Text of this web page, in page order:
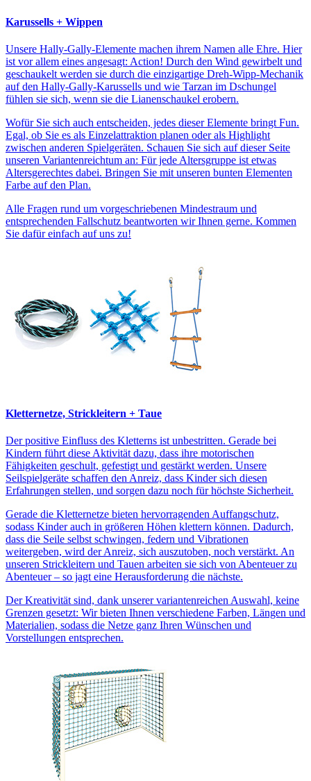
Karussells + Wippen
Unsere Hally-Gally-Elemente machen ihrem Namen alle Ehre. Hier
ist vor allem eines angesagt: Action! Durch den Wind gewirbelt und
geschaukelt werden sie durch die einzigartige Dreh-Wipp-Mechanik
auf den Hally-Gally-Karussells und wie Tarzan im Dschungel
fühlen sie sich, wenn sie die Lianenschaukel erobern.
Wofür Sie sich auch entscheiden, jedes dieser Elemente bringt Fun.
Egal, ob Sie es als Einzelattraktion planen oder als Highlight
zwischen anderen Spielgeräten. Schauen Sie sich auf dieser Seite
unseren Variantenreichtum an: Für jede Altersgruppe ist etwas
Altersgerechtes dabei. Bringen Sie mit unseren bunten Elementen
Farbe auf den Plan.
Alle Fragen rund um vorgeschriebenen Mindestraum und
entsprechenden Fallschutz beantworten wir Ihnen gerne. Kommen
Sie dafür einfach auf uns zu!
Kletternetze, Strickleitern + Taue
Der positive Einfluss des Kletterns ist unbestritten. Gerade bei
Kindern führt diese Aktivität dazu, dass ihre motorischen
Fähigkeiten geschult, gefestigt und gestärkt werden. Unsere
Seilspielgeräte schaffen den Anreiz, dass Kinder sich diesen
Erfahrungen stellen, und sorgen dazu noch für höchste Sicherheit.
Gerade die Kletternetze bieten hervorragenden Auffangschutz,
sodass Kinder auch in größeren Höhen klettern können. Dadurch,
dass die Seile selbst schwingen, federn und Vibrationen
weitergeben, wird der Anreiz, sich auszutoben, noch verstärkt. An
unseren Strickleitern und Tauen arbeiten sie sich von Abenteuer zu
Abenteuer – so jagt eine Herausforderung die nächste.
Der Kreativität sind, dank unserer variantenreichen Auswahl, keine
Grenzen gesetzt: Wir bieten Ihnen verschiedene Farben, Längen und
Materialien, sodass die Netze ganz Ihren Wünschen und
Vorstellungen entsprechen.